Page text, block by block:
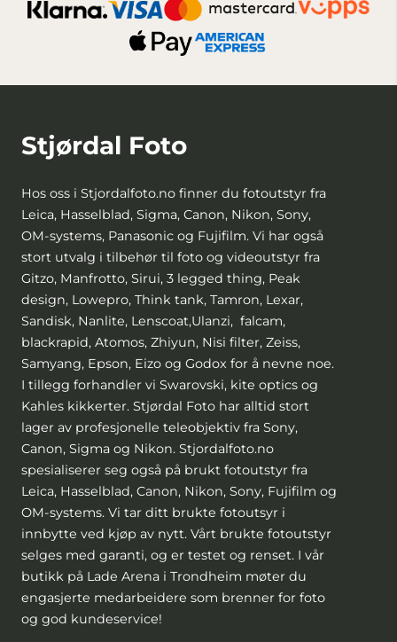
Stjørdal Foto
Hos oss i Stjordalfoto.no finner du fotoutstyr fra
Leica, Hasselblad, Sigma, Canon, Nikon, Sony,
OM-systems, Panasonic og Fujifilm. Vi har også
stort utvalg i tilbehør til foto og videoutstyr fra
Gitzo, Manfrotto, Sirui, 3 legged thing, Peak
design, Lowepro, Think tank, Tamron, Lexar,
Sandisk, Nanlite, Lenscoat,Ulanzi, falcam,
blackrapid, Atomos, Zhiyun, Nisi filter, Zeiss,
Samyang, Epson, Eizo og Godox for å nevne noe.
I tillegg forhandler vi Swarovski, kite optics og
Kahles kikkerter. Stjørdal Foto har alltid stort
lager av profesjonelle teleobjektiv fra Sony,
Canon, Sigma og Nikon. Stjordalfoto.no
spesialiserer seg også på brukt fotoutstyr fra
Leica, Hasselblad, Canon, Nikon, Sony, Fujifilm og
OM-systems. Vi tar ditt brukte fotoutsyr i
innbytte ved kjøp av nytt. Vårt brukte fotoutstyr
selges med garanti, og er testet og renset. I vår
butikk på Lade Arena i Trondheim møter du
engasjerte medarbeidere som brenner for foto
og god kundeservice!